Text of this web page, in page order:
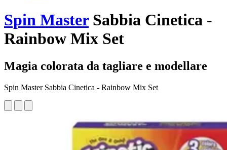
Spin MasterSabbia Cinetica -
Rainbow Mix Set
Magia colorata da tagliare e modellare
Spin Master Sabbia Cinetica - Rainbow Mix Set